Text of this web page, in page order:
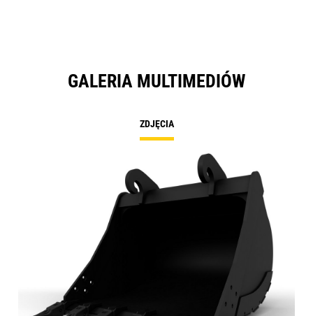
GALERIA MULTIMEDIÓW
ZDJĘCIA